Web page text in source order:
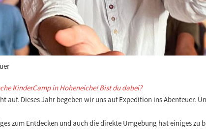
KinderCamp in Hoheneiche! Bist du dabei?
auf. Dieses Jahr begeben wir uns auf Expedition ins Abenteuer.
zum Entdecken und auch die direkte Umgebung hat einiges zu